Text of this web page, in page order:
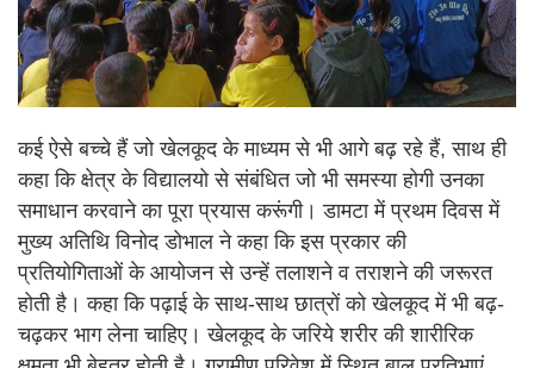
कई ऐसे बच्चे हैं जो खेलकूद के माध्यम से भी आगे बढ़ रहे हैं, साथ ही
कहा कि क्षेत्र के विद्यालयो से संबंधित जो भी समस्या होगी उनका
समाधान करवाने का पूरा प्रयास करूंगी। डामटा में प्रथम दिवस में
मुख्य अतिथि विनोद डोभाल ने कहा कि इस प्रकार की
प्रतियोगिताओं के आयोजन से उन्हें तलाशने व तराशने की जरूरत
होती है। कहा कि पढ़ाई के साथ-साथ छात्रों को खेलकूद में भी बढ़-
चढ़कर भाग लेना चाहिए। खेलकूद के जरिये शरीर की शारीरिक